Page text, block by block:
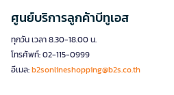
ศูนย์บริการลูกค้าบีทูเอส
ทุกวัน เวลา 8.30-18.00 น.
โทรศัพท์: 02-115-0999
อีเมล:b2sonlineshopping@b2s.co.th